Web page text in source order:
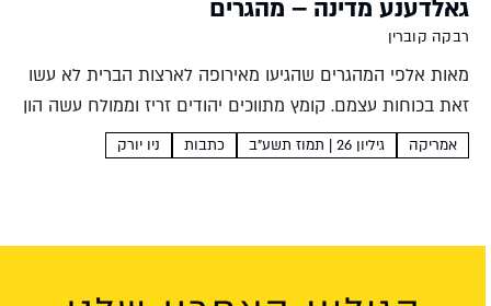
גאלדענע מדינה – מהגרים
רבקה קוברין
מאות אלפי המהגרים שהגיעו מאירופה לארצות הברית לא עשו
זאת בכוחות עצמם. קומץ מתווכים יהודים זריז וממולח עשה הון
עתק מהשאיפה של היהודים לעבור לעולם החדש. סיפורו של
אמריקה גיליון 26 | תמוז תשע"ב כתבות ניו יורק